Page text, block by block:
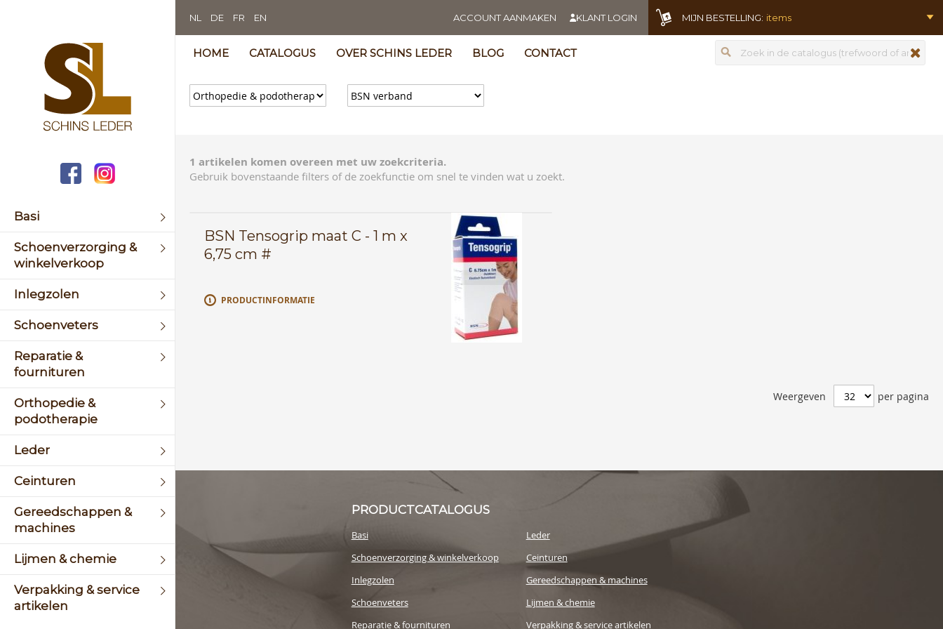
Basi
Schoenverzorging &
winkelverkoop
Inlegzolen
Schoenveters
Reparatie &
fournituren
Orthopedie &
podotherapie
Leder
Ceinturen
Gereedschappen &
machines
Lijmen & chemie
Verpakking & service
artikelen
ACCOUNT AANMAKEN KLANT LOGIN
NL DE FR EN MIJN BESTELLING: items
HOME CATALOGUS OVER SCHINS LEDER BLOG CONTACT Zoeken
1 artikelen komen overeen met uw zoekcriteria.
Gebruik bovenstaande filters of de zoekfunctie om snel te vinden wat u zoekt.
BSN Tensogrip maat C - 1 m x
6,75 cm #
PRODUCTINFORMATIE
Weergeven per pagina
KLANTENSERVICE
+31 (0)45 5244464
info@schinsleder.nl
PRODUCTCATALOGUS
Basi
Schoenverzorging & winkelverkoop
Inlegzolen
Schoenveters
Reparatie & fournituren
Leder
Ceinturen
Gereedschappen & machines
Lijmen & chemie
Verpakking & service artikelen